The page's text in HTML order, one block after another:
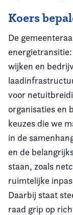
Koers
De
wijken en
voor
organisaties en
keuzes die we
in de
en de
staan, zoals
ruimtelijke
Daarbij staat
raad grip op